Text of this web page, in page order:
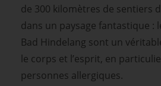
de 300 kilomètres de sentiers
dans un paysage fantastique :
Bad Hindelang sont un
le corps et l’esprit, en
personnes allergiques.